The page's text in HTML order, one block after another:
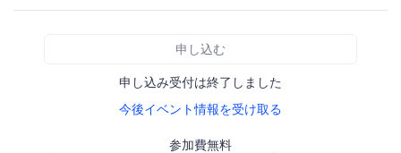
申し込む
申し込み受付は終了しました
今後イベント情報を受け取る
参加費無料